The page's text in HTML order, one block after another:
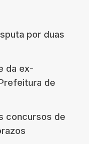
por duas
da ex-
de
concursos de